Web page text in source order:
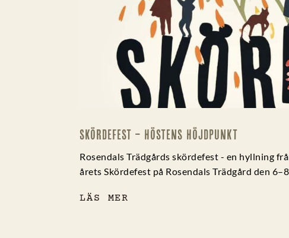
SKÖRDEFEST – HÖSTENS HÖJDPUNKT
Rosendals Trädgårds skördefest - en hyllning
årets Skördefest på Rosendals Trädgård den
LÄS MER